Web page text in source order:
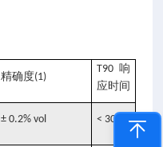
精确度(1)
T90响
应时间
± 0.2% vol < 30 s